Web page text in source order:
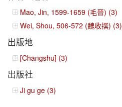
Mao, Jin, 1599-1659 (毛晉) (3)
Wei, Shou, 506-572 (魏收撰) (3)
出版地
[Changshu] (3)
出版社
Ji gu ge (3)